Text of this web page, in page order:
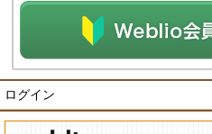
ログイン